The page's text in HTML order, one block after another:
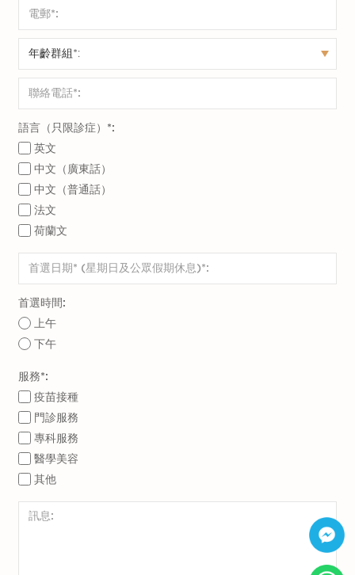
潛伏期
13日，但通常
14日，但但通常
語言（只限診症）*:
英文
中文（廣東話）
中文（普通話）
法文
荷蘭文
首選時間:
上午
下午
服務*:
疫苗接種
門診服務
專科服務
醫學美容
其他